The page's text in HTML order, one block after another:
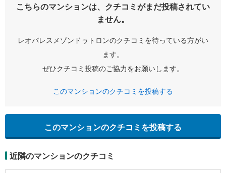
こちらのマンションは、クチコミがまだ投稿されてい
ません。
レオパレスメゾンドゥトロンのクチコミを待っている方がい
ます。
ぜひクチコミ投稿のご協力をお願いします。
このマンションのクチコミを投稿する
このマンションのクチコミを投稿する
近隣のマンションのクチコミ